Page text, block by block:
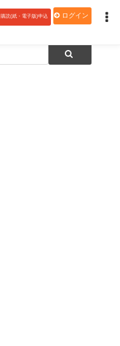
購読(紙・電子版)申込 ログイン